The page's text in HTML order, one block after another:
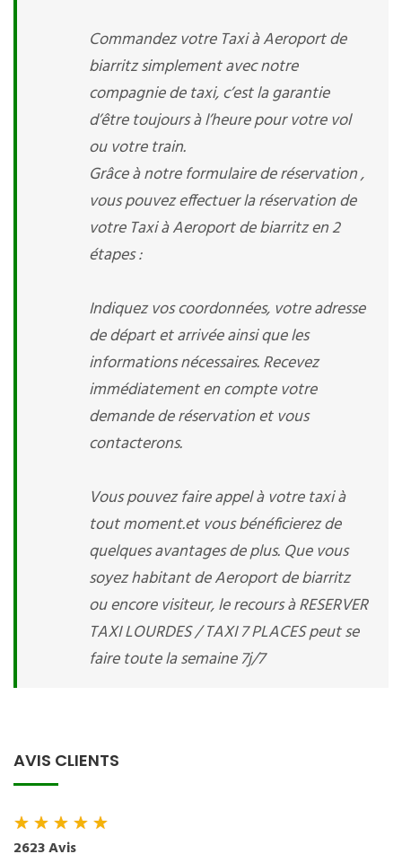
Commandez votre Taxi à Aeroport de
biarritz simplement avec notre
compagnie de taxi, c’est la garantie
d’être toujours à l’heure pour votre vol
ou votre train.
Grâce à notre formulaire de réservation ,
vous pouvez effectuer la réservation de
votre Taxi à Aeroport de biarritz en 2
étapes :
Indiquez vos coordonnées, votre adresse
de départ et arrivée ainsi que les
informations nécessaires. Recevez
immédiatement en compte votre
demande de réservation et vous
contacterons.
Vous pouvez faire appel à votre taxi à
tout moment.et vous bénéficierez de
quelques avantages de plus. Que vous
soyez habitant de Aeroport de biarritz
ou encore visiteur, le recours à RESERVER
TAXI LOURDES / TAXI 7 PLACES peut se
faire toute la semaine 7j/7
AVIS CLIENTS
★★★★★
2623 Avis